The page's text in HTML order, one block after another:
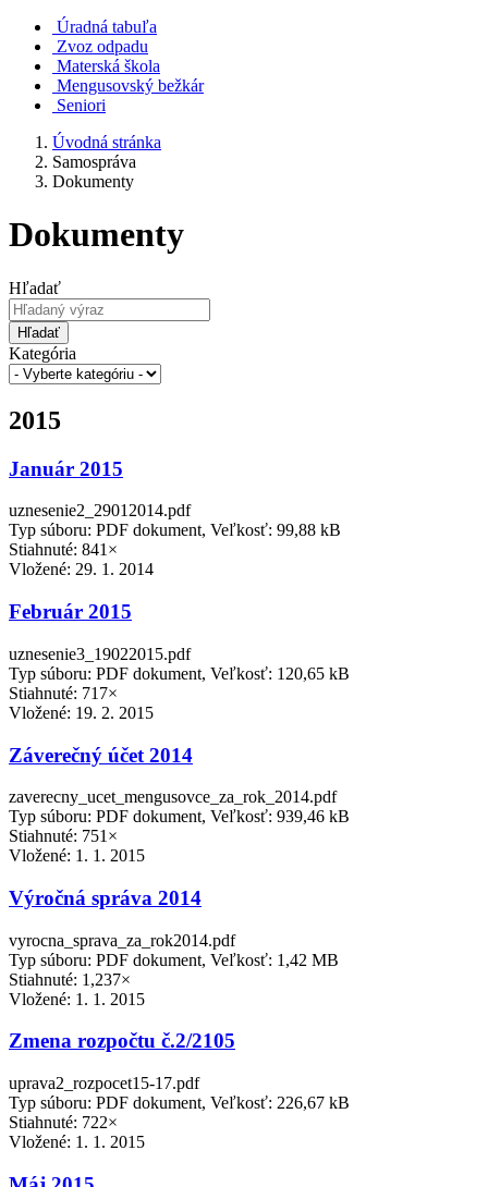
Úradná tabuľa
Zvoz odpadu
Materská škola
Mengusovský bežkár
Seniori
Úvodná stránka
Samospráva
Dokumenty
Dokumenty
Hľadať
Hľadať
Kategória
2015
Január 2015
uznesenie2_29012014.pdf
Typ súboru: PDF dokument, Veľkosť: 99,88 kB
Stiahnuté: 841×
Vložené: 29. 1. 2014
Február 2015
uznesenie3_19022015.pdf
Typ súboru: PDF dokument, Veľkosť: 120,65 kB
Stiahnuté: 717×
Vložené: 19. 2. 2015
Záverečný účet 2014
zaverecny_ucet_mengusovce_za_rok_2014.pdf
Typ súboru: PDF dokument, Veľkosť: 939,46 kB
Stiahnuté: 751×
Vložené: 1. 1. 2015
Výročná správa 2014
vyrocna_sprava_za_rok2014.pdf
Typ súboru: PDF dokument, Veľkosť: 1,42 MB
Stiahnuté: 1,237×
Vložené: 1. 1. 2015
Zmena rozpočtu č.2/2105
uprava2_rozpocet15-17.pdf
Typ súboru: PDF dokument, Veľkosť: 226,67 kB
Stiahnuté: 722×
Vložené: 1. 1. 2015